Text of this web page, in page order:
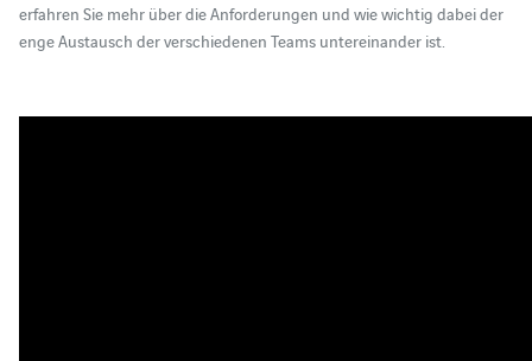
erfahren Sie mehr über die Anforderungen und wie wichtig dabei der
enge Austausch der verschiedenen Teams untereinander ist.